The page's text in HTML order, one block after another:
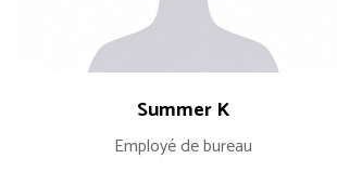
Summer K
Employé de bureau